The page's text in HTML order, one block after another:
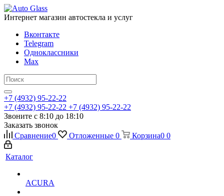
Интернет магазин автостекла и услуг
Вконтакте
Telegram
Одноклассники
Max
+7 (4932) 95-22-22
+7 (4932) 95-22-22 +7 (4932) 95-22-22
Звоните с 8:10 до 18:10
Заказать звонок
Сравнение0 Отложенные 0 Корзина0 0
Каталог
ACURA